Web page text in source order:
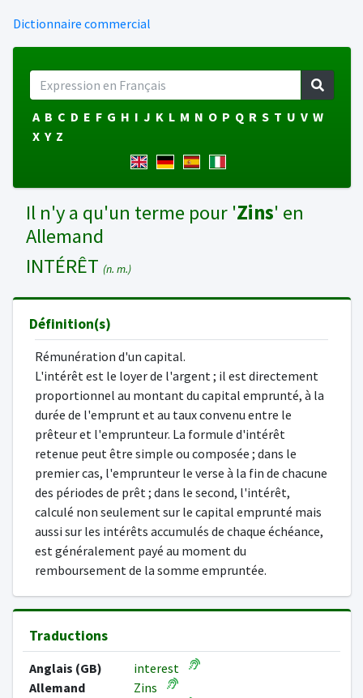
Dictionnaire commercial
A B C D E F G H I J K L M N O P Q R S T U V W
X Y Z
Il n'y a qu'un terme pour 'Zins' en
Allemand
INTÉRÊT (n. m.)
Définition(s)
Rémunération d'un capital.
L'intérêt est le loyer de l'argent ; il est directement
proportionnel au montant du capital emprunté, à la
durée de l'emprunt et au taux convenu entre le
prêteur et l'emprunteur. La formule d'intérêt
retenue peut être simple ou composée ; dans le
premier cas, l'emprunteur le verse à la fin de chacune
des périodes de prêt ; dans le second, l'intérêt,
calculé non seulement sur le capital emprunté mais
aussi sur les intérêts accumulés de chaque échéance,
est généralement payé au moment du
remboursement de la somme empruntée.
Traductions
Anglais (GB)
interest
Allemand
Zins